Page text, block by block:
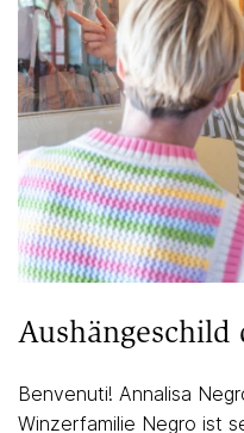
Aushängeschild
Benvenuti! Annalisa
Winzerfamilie Negro ist